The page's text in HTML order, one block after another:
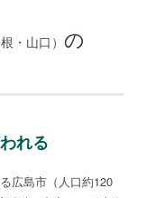
・山口） の
れる
広島市（人口約120